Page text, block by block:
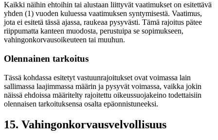
Kaikki näihin ehtoihin tai alustaan liittyvät vaatimukset on esitettävä
yhden (1) vuoden kuluessa vaatimuksen syntymisestä. Vaatimus,
jota ei esitetä tässä ajassa, raukeaa pysyvästi. Tämä rajoitus pätee
riippumatta kanteen muodosta, perustuipa se sopimukseen,
vahingonkorvausoikeuteen tai muuhun.
Olennainen tarkoitus
Tässä kohdassa esitetyt vastuunrajoitukset ovat voimassa lain
sallimassa laajimmassa määrin ja pysyvät voimassa, vaikka jokin
näissä ehdoissa määritelty rajoitettu oikeussuojakeino todettaisiin
olennaisen tarkoituksensa osalta epäonnistuneeksi.
15. Vahingonkorvausvelvollisuus